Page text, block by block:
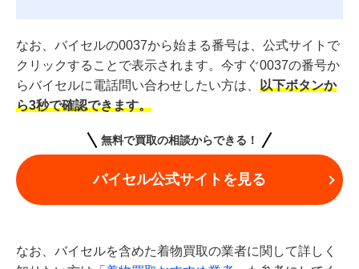
なお、バイセルの0037から始まる番号は、公式サイトで
クリックすることで表示されます。今すぐ0037の番号か
らバイセルに電話問い合わせしたい方は、 以下ボタンか
ら3秒で確認できます。
無料で買取の相談からできる！
バイセル公式サイトを見る
なお、バイセルを含めた着物買取の業者に関して詳しく